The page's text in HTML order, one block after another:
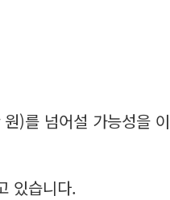
)를 넘어설 가능성을
있습니다.